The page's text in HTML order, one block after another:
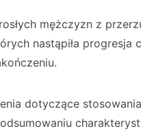
mężczyzn z
nastąpiła
dotyczące